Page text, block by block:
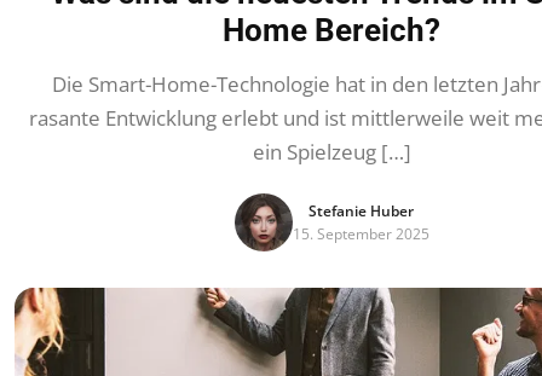
Home Bereich?
Die Smart-Home-Technologie hat in den letzten
rasante Entwicklung erlebt und ist mittlerweile weit
ein Spielzeug […]
Stefanie Huber
15. September 2025